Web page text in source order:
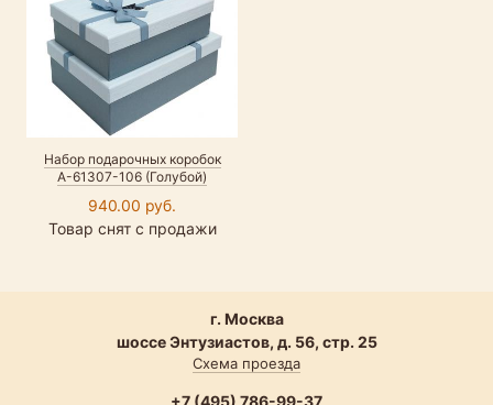
Набор подарочных коробок
А-61307-106 (Голубой)
940.00 руб.
Товар снят с продажи
г. Москва
шоссе Энтузиастов, д. 56, стр. 25
Схема проезда
+7 (495) 786-99-37